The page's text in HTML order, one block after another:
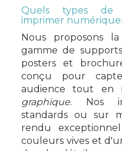
Quels types de
imprimer
Nous proposons
gamme de
posters et
conçu pour
audience tout en
graphique. Nos
standards ou sur
rendu
couleurs vives et